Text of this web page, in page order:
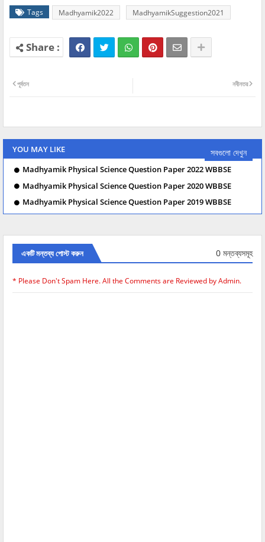
Tags Madhyamik2022 MadhyamikSuggestion2021
নবীনতর
পূর্বতন
YOU MAY LIKE সবগুলো দেখুন
Madhyamik Physical Science Question Paper 2022 WBBSE
Madhyamik Physical Science Question Paper 2020 WBBSE
Madhyamik Physical Science Question Paper 2019 WBBSE
একটি মন্তব্য পোস্ট করুন 0 মন্তব্যসমূহ
* Please Don't Spam Here. All the Comments are Reviewed by Admin.